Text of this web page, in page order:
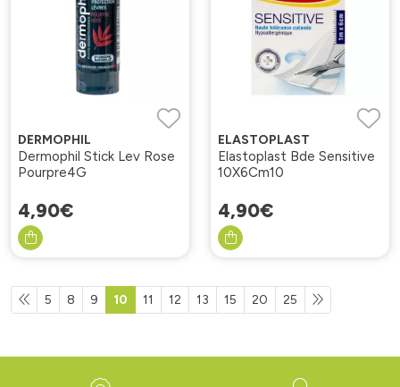
DERMOPHIL
Dermophil Stick Lev Rose
Pourpre4G
4,90€
ELASTOPLAST
Elastoplast Bde Sensitive
10X6Cm10
4,90€
5 8 9 10 11 12 13 15 20 25